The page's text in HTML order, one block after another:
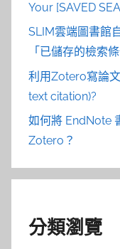
Your [SAVED
SLIM雲端圖書館
「已儲存的檢索條
利用Zotero寫論
text citation)?
如何將 EndNote
Zotero？
分類瀏覽